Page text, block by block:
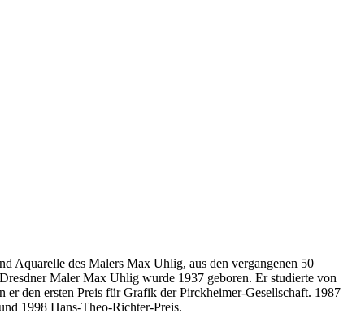
Aquarelle des Malers Max Uhlig, aus den vergangenen 50
Maler Max Uhlig wurde 1937 geboren. Er studierte von
den ersten Preis für Grafik der Pirckheimer-Gesellschaft. 1987
1998 Hans-Theo-Richter-Preis.